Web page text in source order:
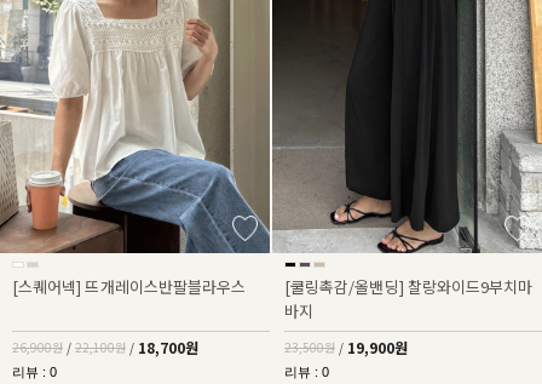
[스퀘어넥] 뜨개레이스반팔블라우스
26,900원 / 22,100원 / 18,700원
리뷰 : 0
[쿨링촉감/올밴딩] 찰랑와이드9부치마
바지
23,500원 / 19,900원
리뷰 : 0